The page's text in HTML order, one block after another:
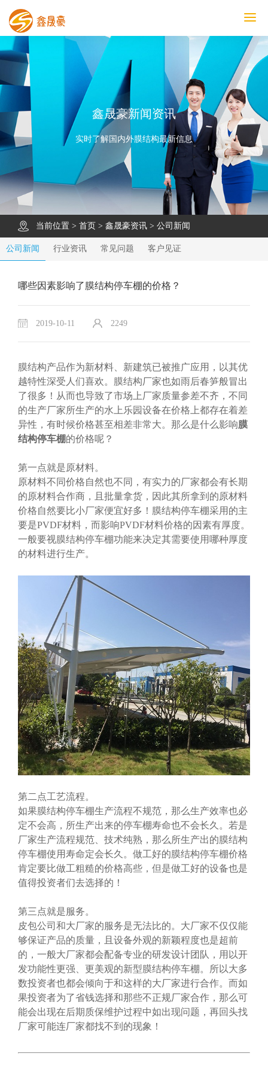
鑫晟豪首页
产品中心
工程案例
膜结构车棚
污水池反吊膜加盖
鑫晟豪资讯
关于鑫晟豪
联系鑫晟豪
鑫晟豪新闻资讯
实时了解国内外膜结构最新信息
当前位置 > 首页 > 鑫晟豪资讯 > 公司新闻
公司新闻 行业资讯 常见问题 客户见证
哪些因素影响了膜结构停车棚的价格？
2019-10-11 2249
膜结构产品作为新材料、新建筑已被推广应用，以其优
越特性深受人们喜欢。膜结构厂家也如雨后春笋般冒出
了很多！从而也导致了市场上厂家质量参差不齐，不同
的生产厂家所生产的水上乐园设备在价格上都存在着差
异性，有时候价格甚至相差非常大。那么是什么影响膜
结构停车棚的价格呢？
第一点就是原材料。
原材料不同价格自然也不同，有实力的厂家都会有长期
的原材料合作商，且批量拿货，因此其所拿到的原材料
价格自然要比小厂家便宜好多！膜结构停车棚采用的主
要是PVDF材料，而影响PVDF材料价格的因素有厚度。
一般要视膜结构停车棚功能来决定其需要使用哪种厚度
的材料进行生产。
第二点工艺流程。
如果膜结构停车棚生产流程不规范，那么生产效率也必
定不会高，所生产出来的停车棚寿命也不会长久。若是
厂家生产流程规范、技术纯熟，那么所生产出的膜结构
停车棚使用寿命定会长久。做工好的膜结构停车棚价格
肯定要比做工粗糙的价格高些，但是做工好的设备也是
值得投资者们去选择的！
第三点就是服务。
皮包公司和大厂家的服务是无法比的。大厂家不仅仅能
够保证产品的质量，且设备外观的新颖程度也是超前
的，一般大厂家都会配备专业的研发设计团队，用以开
发功能性更强、更美观的新型膜结构停车棚。所以大多
数投资者也都会倾向于和这样的大厂家进行合作。而如
果投资者为了省钱选择和那些不正规厂家合作，那么可
能会出现在后期质保维护过程中如出现问题，再回头找
厂家可能连厂家都找不到的现象！